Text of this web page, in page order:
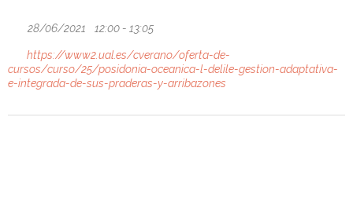
28/06/2021 12:00 - 13:05
https://www2.ual.es/cverano/oferta-de-
cursos/curso/25/posidonia-oceanica-l-delile-gestion-adaptativa-
e-integrada-de-sus-praderas-y-arribazones